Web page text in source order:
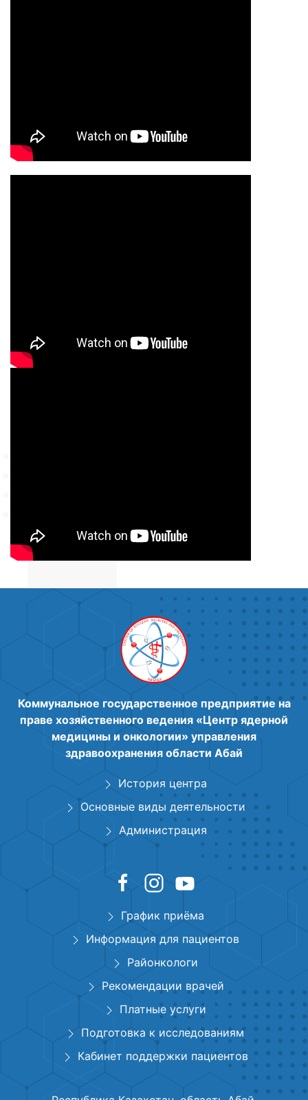
Коммунальное государственное предприятие на
праве хозяйственного ведения «Центр ядерной
медицины и онкологии» управления
здравоохранения области Абай
История центра
Основные виды деятельности
Администрация
График приёма
Информация для пациентов
Районкологи
Рекомендации врачей
Платные услуги
Подготовка к исследованиям
Кабинет поддержки пациентов